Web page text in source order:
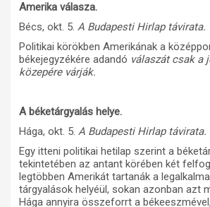
Amerika válasza.
Bécs, okt. 5. A Budapesti Hirlap távirata.
Politikai körökben Amerikának a
békejegyzékére adandó válaszát csak a
közepére várják.
A béketárgyalás helye.
Hága, okt. 5. A Budapesti Hirlap távirata.
Egy itteni politikai hetilap szerint a
tekintetében az antant körében két
legtöbben Amerikát tartanák a
tárgyalások helyéül, sokan azonban azt
Hága annyira összeforrt a